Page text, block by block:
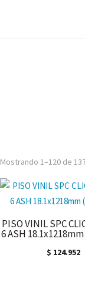
Mostrando 1–120 de
PISO VINIL SPC
6 ASH
$ 124.952